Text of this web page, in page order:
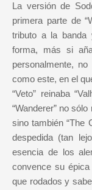
La versión de
primera parte de
tributo a la
forma, más si
personalmente,
como este, en el
“Veto” reinaba
“Wanderer” no
sino también “The
despedida (tan
esencia de los
convence su
que rodados y